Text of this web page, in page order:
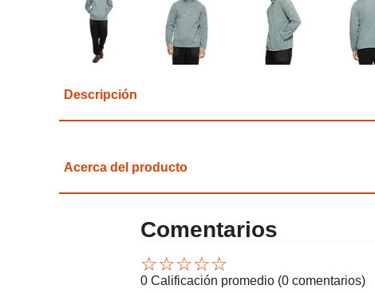
Descripción
Acerca del producto
Comentarios
☆☆☆☆☆
0 Calificación promedio (0 comentarios)